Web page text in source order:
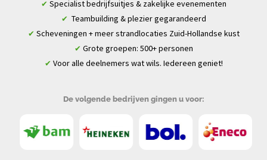
✔ Specialist bedrijfsuitjes & zakelijke evenementen
✔ Teambuilding & plezier gegarandeerd
✔ Scheveningen + meer strandlocaties Zuid-Hollandse kust
✔ Grote groepen: 500+ personen
✔ Voor alle deelnemers wat wils. Iedereen geniet!
De volgende bedrijven gingen u voor: